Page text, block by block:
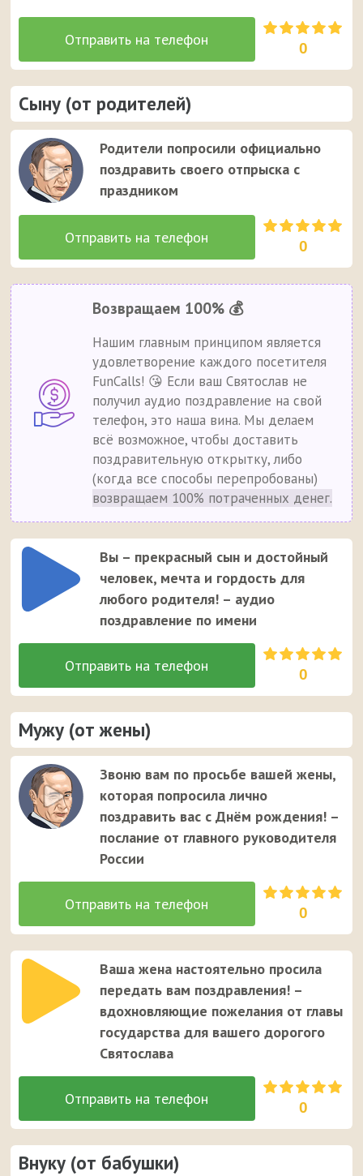
0
Сыну (от родителей)
Родители попросили официально
поздравить своего отпрыска с
праздником
0
Возвращаем 100% 💰
Нашим главным принципом является
удовлетворение каждого посетителя
FunCalls! 😘 Если ваш Святослав не
получил аудио поздравление на свой
телефон, это наша вина. Мы делаем
всё возможное, чтобы доставить
поздравительную открытку, либо
(когда все способы перепробованы)
возвращаем 100% потраченных денег.
Вы – прекрасный сын и достойный
человек, мечта и гордость для
любого родителя! – аудио
поздравление по имени
0
Мужу (от жены)
Звоню вам по просьбе вашей жены,
которая попросила лично
поздравить вас с Днём рождения! –
послание от главного руководителя
России
0
Ваша жена настоятельно просила
передать вам поздравления! –
вдохновляющие пожелания от главы
государства для вашего дорогого
Святослава
0
Внуку (от бабушки)